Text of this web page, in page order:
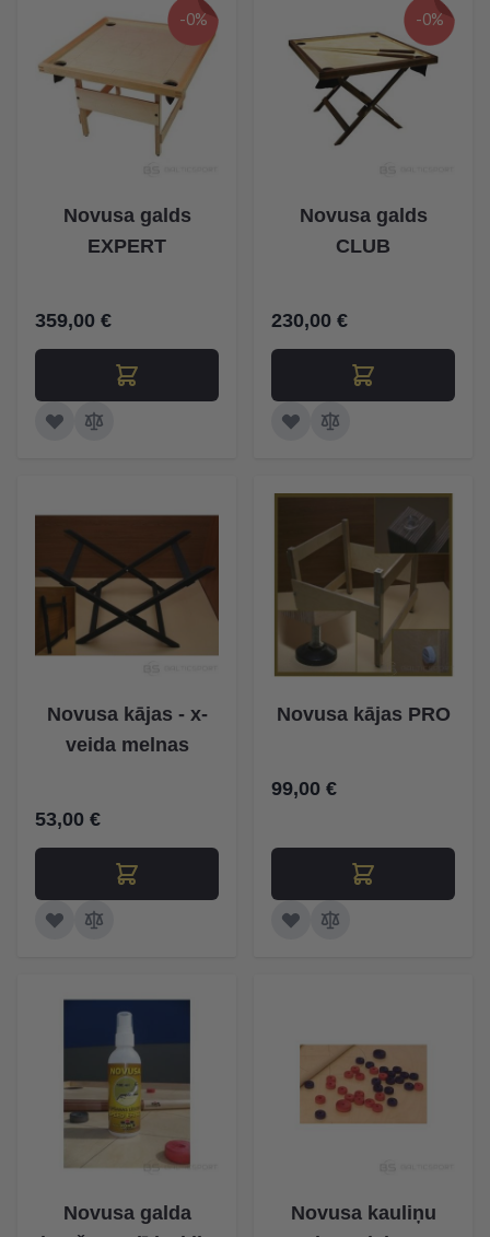
-0%
Novusa galds
EXPERT
359,00 €
-0%
Novusa galds
CLUB
230,00 €
Novusa kājas - x-
veida melnas
53,00 €
Novusa kājas PRO
99,00 €
Novusa galda
Novusa kauliņu